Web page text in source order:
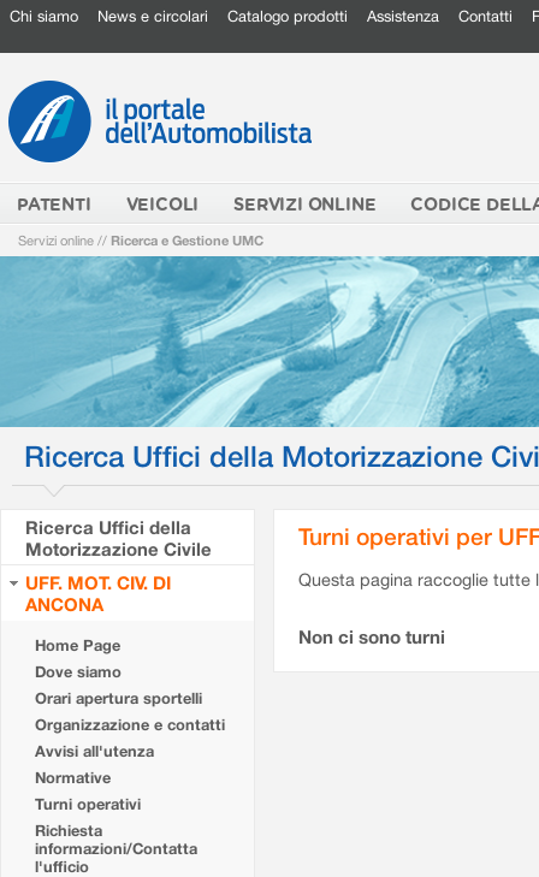
Chi siamo News e circolari Catalogo prodotti Assistenza Contatti
PATENTI VEICOLI SERVIZI ONLINE CODICE
Servizi online // Ricerca e Gestione UMC
Ricerca Uffici della Motorizzazione
Ricerca Uffici della
Motorizzazione Civile
UFF. MOT. CIV. DI
ANCONA
Home Page
Dove siamo
Orari apertura sportelli
Organizzazione e contatti
Avvisi all'utenza
Normative
Turni operativi
Richiesta
informazioni/Contatta
l'ufficio
Turni operativi per
Questa pagina raccoglie tutte
Non ci sono turni